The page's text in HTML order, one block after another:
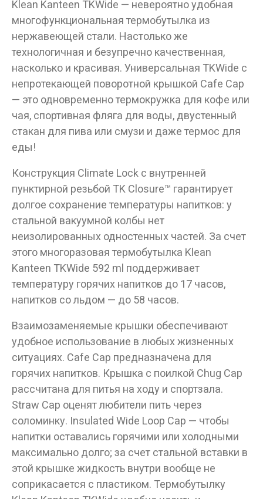
Klean Kanteen TKWide — невероятно удобная
многофункциональная термобутылка из
нержавеющей стали. Настолько же
технологичная и безупречно качественная,
насколько и красивая. Универсальная TKWide с
непротекающей поворотной крышкой Cafe Cap
— это одновременно термокружка для кофе или
чая, спортивная фляга для воды, двустенный
стакан для пива или смузи и даже термос для
еды!
Конструкция Climate Lock с внутренней
пунктирной резьбой TK Closure™ гарантирует
долгое сохранение температуры напитков: у
стальной вакуумной колбы нет
неизолированных одностенных частей. За счет
этого многоразовая термобутылка Klean
Kanteen TKWide 592 ml поддерживает
температуру горячих напитков до 17 часов,
напитков со льдом — до 58 часов.
Взаимозаменяемые крышки обеспечивают
удобное использование в любых жизненных
ситуациях. Cafe Cap предназначена для
горячих напитков. Крышка с поилкой Chug Cap
рассчитана для питья на ходу и спортзала.
Straw Cap оценят любители пить через
соломинку. Insulated Wide Loop Cap — чтобы
напитки оставались горячими или холодными
максимально долго; за счет стальной вставки в
этой крышке жидкость внутри вообще не
соприкасается с пластиком. Термобутылку